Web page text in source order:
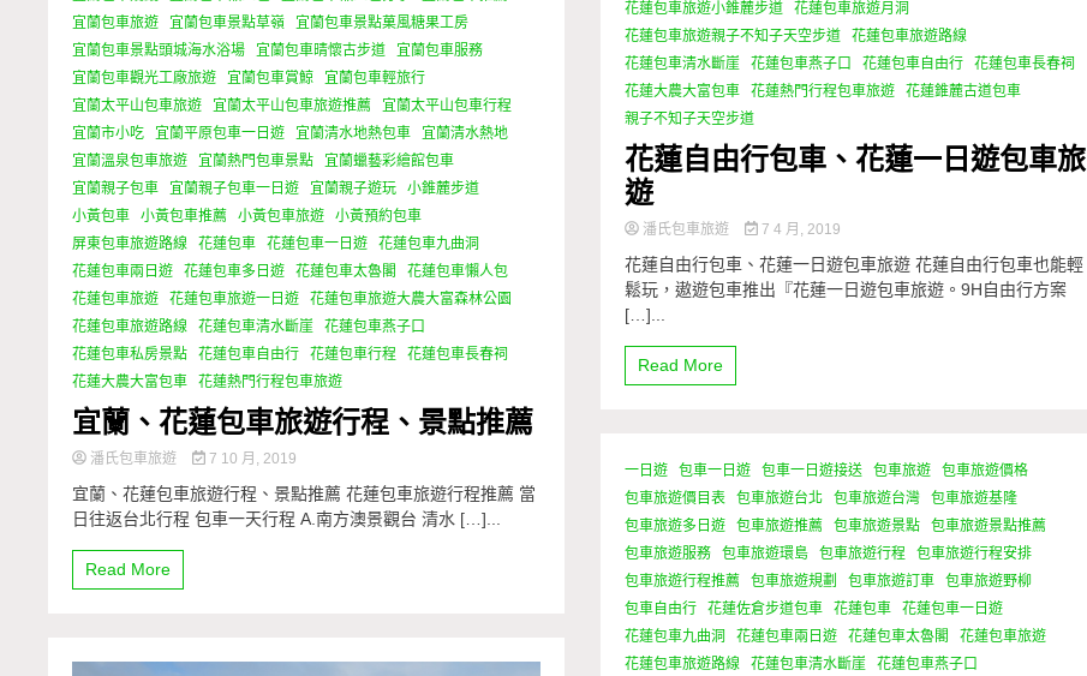
宜蘭包車旅遊
宜蘭包車景點草嶺
宜蘭包車景點菓風糖果工房
宜蘭包車景點頭城海水浴場
宜蘭包車晴懷古步道
宜蘭包車服務
宜蘭包車觀光工廠旅遊
宜蘭包車賞鯨
宜蘭包車輕旅行
宜蘭太平山包車旅遊
宜蘭太平山包車旅遊推薦
宜蘭太平山包車行程
宜蘭市小吃
宜蘭平原包車一日遊 宜蘭清水地熱包車
宜蘭清水熱地
宜蘭溫泉包車旅遊
宜蘭熱門包車景點
宜蘭蠟藝彩繪館包車
宜蘭親子包車
宜蘭親子包車一日遊 宜蘭親子遊玩
小錐麓步道
小黃包車
小黃包車推薦 小黃包車旅遊
小黃預約包車
屏東包車旅遊路線
花蓮包車 花蓮包車一日遊
花蓮包車九曲洞
花蓮包車兩日遊
花蓮包車多日遊 花蓮包車太魯閣
花蓮包車懶人包
花蓮包車旅遊
花蓮包車旅遊一日遊
花蓮包車旅遊大農大富森林公園
花蓮包車旅遊路線
花蓮包車清水斷崖
花蓮包車燕子口
花蓮包車私房景點
花蓮包車自由行 花蓮包車行程
花蓮包車長春祠
花蓮大農大富包車
花蓮熱門行程包車旅遊
宜蘭、花蓮包車旅遊行程、景點推薦
潘氏包車旅遊 7 10 月, 2019
宜蘭、花蓮包車旅遊行程、景點推薦 花蓮包車旅遊行程推薦 當
日往返台北行程 包車一天行程 A.南方澳景觀台 清水 […]...
Read More
花蓮包車旅遊小錐麓步道
花蓮包車旅遊月洞
花蓮包車旅遊親子不知子天空步道
花蓮包車旅遊路線
花蓮包車清水斷崖
花蓮包車燕子口 花蓮包車自由行
花蓮包車長春祠
花蓮大農大富包車
花蓮熱門行程包車旅遊
花蓮錐麓古道包車
親子不知子天空步道
花蓮自由行包車、花蓮一日遊包車旅
遊
潘氏包車旅遊 7 4 月, 2019
花蓮自由行包車、花蓮一日遊包車旅遊 花蓮自由行包車也能輕
鬆玩，遨遊包車推出『花蓮一日遊包車旅遊。9H自由行方案
[…]...
Read More
一日遊 包車一日遊 包車一日遊接送 包車旅遊
包車旅遊價格
包車旅遊價目表
包車旅遊台北 包車旅遊台灣
包車旅遊基隆
包車旅遊多日遊
包車旅遊推薦 包車旅遊景點
包車旅遊景點推薦
包車旅遊服務
包車旅遊環島 包車旅遊行程
包車旅遊行程安排
包車旅遊行程推薦
包車旅遊規劃 包車旅遊訂車
包車旅遊野柳
包車自由行
花蓮佐倉步道包車 花蓮包車
花蓮包車一日遊
花蓮包車九曲洞
花蓮包車兩日遊 花蓮包車太魯閣
花蓮包車旅遊
花蓮包車旅遊路線
花蓮包車清水斷崖
花蓮包車燕子口